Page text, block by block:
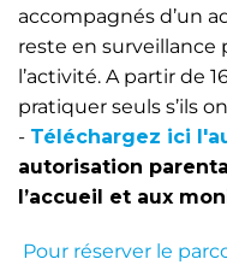
accompagnés d’un
reste en
l’activité. A partir de
pratiquer seuls s’ils
- Téléchargez ici
autorisation
l’accueil et aux
Pour réserver le